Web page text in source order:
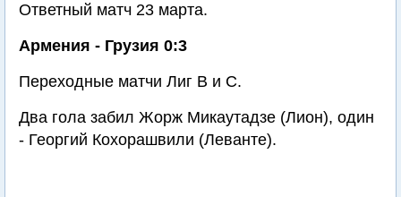
Ответный матч 23 марта.
Армения - Грузия 0:3
Переходные матчи Лиг В и С.
Два гола забил Жорж Микаутадзе (Лион), один
- Георгий Кохорашвили (Леванте).